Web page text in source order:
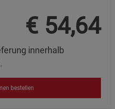
€ 54,64
innerhalb
bestellen